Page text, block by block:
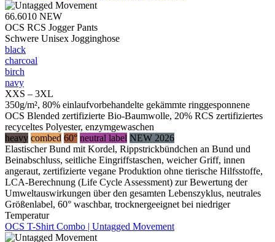
66.6010 NEW
OCS RCS Jogger Pants
Schwere Unisex Jogginghose
black
charcoal
birch
navy
XXS – 3XL
350g/m², 80% einlaufvorbehandelte gekämmte ringgesponnene
OCS Blended zertifizierte Bio-Baumwolle, 20% RCS zertifiziertes
recyceltes Polyester, enzymgewaschen
heavy combed 60° neutral label NEW 2026
Elastischer Bund mit Kordel, Rippstrickbündchen an Bund und
Beinabschluss, seitliche Eingriffstaschen, weicher Griff, innen
angeraut, zertifizierte vegane Produktion ohne tierische Hilfsstoffe,
LCA-Berechnung (Life Cycle Assessment) zur Bewertung der
Umweltauswirkungen über den gesamten Lebenszyklus, neutrales
Größenlabel, 60° waschbar, trocknergeeignet bei niedriger
Temperatur
OCS T-Shirt Combo | Untagged Movement